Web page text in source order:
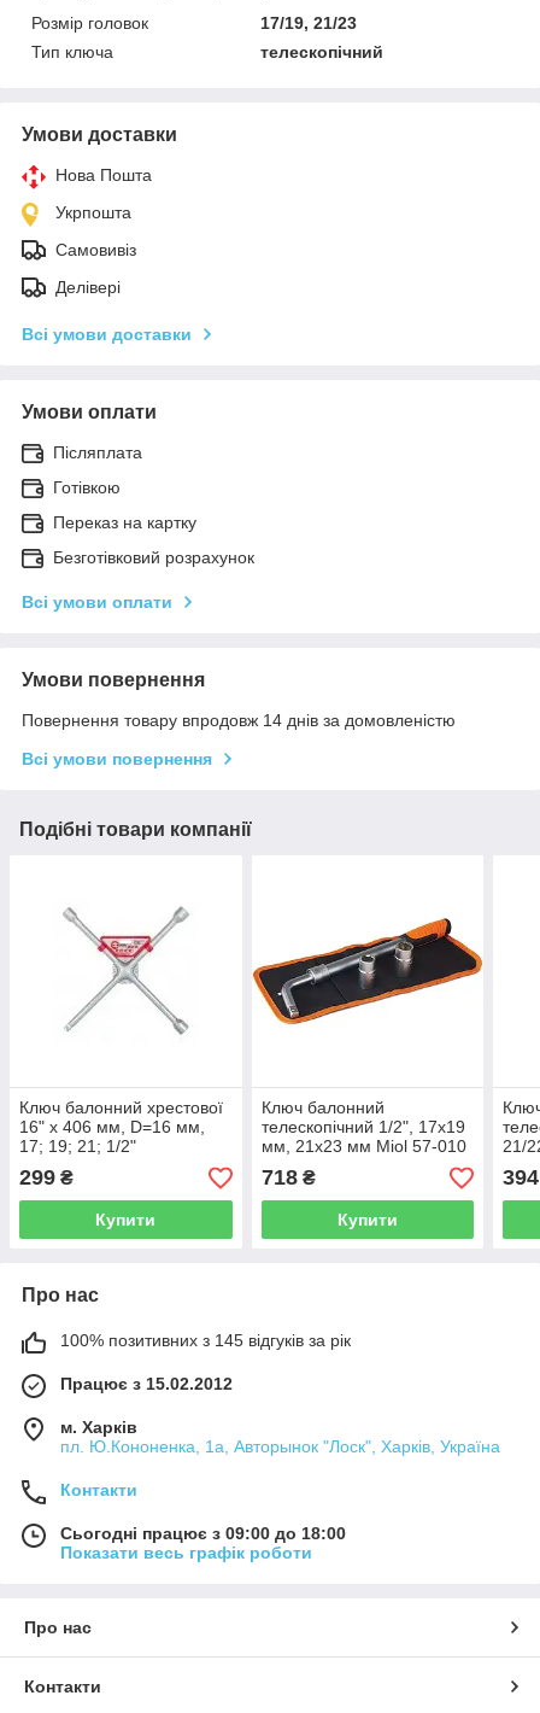
Розмір головок
17/19, 21/23
Тип ключа
телескопічний
Умови доставки
Нова Пошта
Укрпошта
Самовивіз
Делівері
Всі умови доставки
Умови оплати
Післяплата
Готівкою
Переказ на картку
Безготівковий розрахунок
Всі умови оплати
Умови повернення
Повернення товару впродовж 14 днів за домовленістю
Всі умови повернення
Подібні товари компанії
Ключ балонний хрестової
16" x 406 мм, D=16 мм,
17; 19; 21; 1/2"
професіонал INTERTOOL
HT-1603
299 ₴
Купити
Ключ балонний
телескопічний 1/2", 17х19
мм, 21х23 мм Miol 57-010
718₴
Купити
21/
03
394
Про нас
100% позитивних з 145 відгуків за рік
Працює з 15.02.2012
м. Харків
пл. Ю.Кононенка, 1а, Авторынок "Лоск", Харків, Україна
Контакти
Сьогодні працює з 09:00 до 18:00
Показати весь графік роботи
Про нас
Контакти